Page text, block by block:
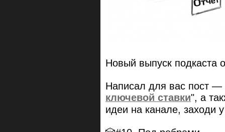
Новый выпуск подкаста
Написал для вас пост —
ключевой ставки", а
идеи на канале, заходи